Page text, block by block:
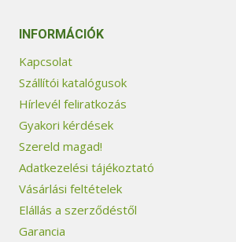
INFORMÁCIÓK
Kapcsolat
Szállítói katalógusok
Hírlevél feliratkozás
Gyakori kérdések
Szereld magad!
Adatkezelési tájékoztató
Vásárlási feltételek
Elállás a szerződéstől
Garancia